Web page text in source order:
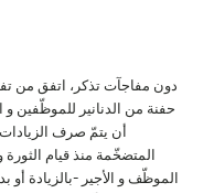
دون مفاجآت تذكر، اتفق من
حفنة من الدنانير للموظّفين و
أن يتمّ صرف الزيادات
المتضخّمة منذ قيام الثورة
الموظّف و الأجير -بالزيادة